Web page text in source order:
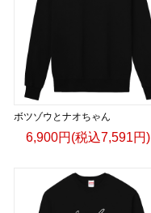
ボツゾウとナオちゃん
6,900円(税込7,591円)